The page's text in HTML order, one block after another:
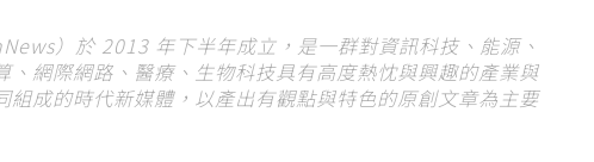
）於 2013 年下半年成立，是一群對資訊科技、能源、
、網際網路、醫療、生物科技具有高度熱忱與興趣的產業與
組成的時代新媒體，以產出有觀點與特色的原創文章為主要